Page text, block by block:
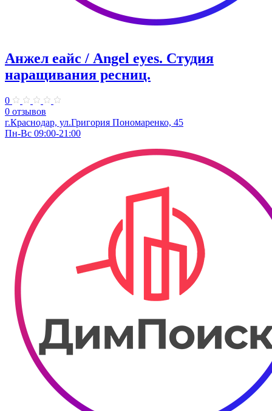
Анжел еайс / Аngel eyes. ​Студия
наращивания ресниц.
0
0 отзывов
г.Краснодар, ​ул.Григория Пономаренко, 45
Пн-Вс 09:00-21:00